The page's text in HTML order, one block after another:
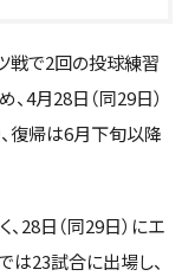
戦で2回の投球練習
4月28日（同29日）
復帰は6月下旬以降
28日（同29日）にエ
は23試合に出場し、